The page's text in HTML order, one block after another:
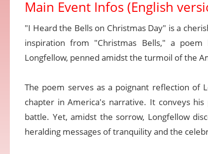
Main Event Infos (English
"I Heard the Bells on Christmas Day" is a
inspiration from "Christmas Bells," a
Longfellow, penned amidst the turmoil of the
The poem serves as a poignant reflection of
chapter in America's narrative. It conveys
battle. Yet, amidst the sorrow, Longfellow
heralding messages of tranquility and the